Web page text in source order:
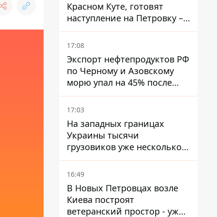
Красном Куте, готовят
наступление на Петровку –
на Дружковском
направлении есть угроза
обхода позиций ВСУ
17:08
Экспорт нефтепродуктов РФ
по Черному и Азовскому
морю упал на 45% после
ударов Украины
17:03
На западных границах
Украины тысячи
грузовиков уже несколько
дней в бесконечной
очереди – это признак
16:49
В Новых Петровцах возле
Киева построят
ветеранский простор - уже